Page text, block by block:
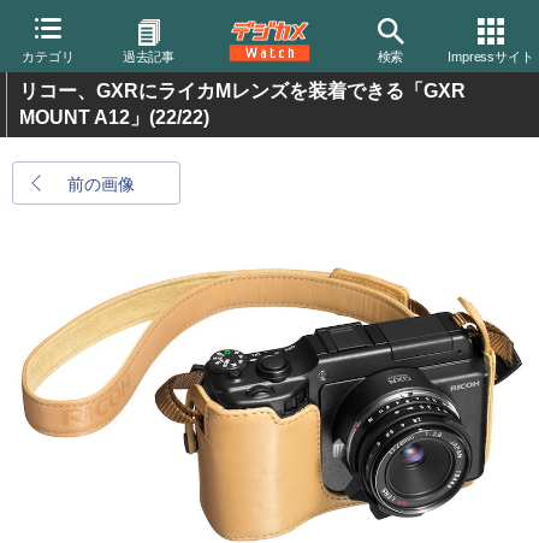
カテゴリ 過去記事 検索 Impressサイト
リコー、GXRにライカMレンズを装着できる「GXR
MOUNT A12」 (22/22)
前の画像